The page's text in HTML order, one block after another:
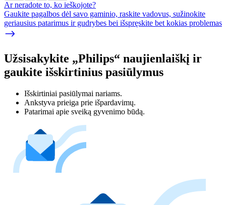
Ar neradote to, ko ieškojote?
Gaukite pagalbos dėl savo gaminio, raskite vadovus, sužinokite
geriausius patarimus ir gudrybes bei išspręskite bet kokias problemas
Užsisakykite „Philips“ naujienlaiškį ir
gaukite išskirtinius pasiūlymus
Išskirtiniai pasiūlymai nariams.
Ankstyva prieiga prie išpardavimų.
Patarimai apie sveiką gyvenimo būdą.